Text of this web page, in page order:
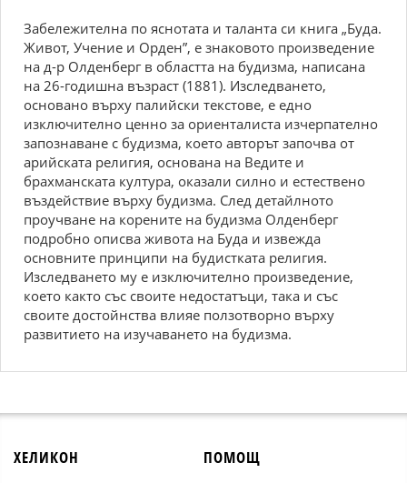
Забележителна по яснотата и таланта си книга „Буда.
Живот, Учение и Орден”, е знаковото произведение
на д-р Олденберг в областта на будизма, написана
на 26-годишна възраст (1881). Изследването,
основано върху палийски текстове, е едно
изключително ценно за ориенталиста изчерпателно
запознаване с будизма, което авторът започва от
арийската религия, основана на Ведите и
брахманската култура, оказали силно и естествено
въздействие върху будизма. След детайлното
проучване на корените на будизма Олденберг
подробно описва живота на Буда и извежда
основните принципи на будистката религия.
Изследването му е изключително произведение,
което както със своите недостатъци, така и със
своите достойнства влияе ползотворно върху
развитието на изучаването на будизма.
ХЕЛИКОН ПОМОЩ